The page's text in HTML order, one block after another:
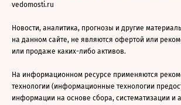
vedomosti.ru
Новости, аналитика, прогнозы и другие
на данном сайте, не являются офертой или
или продаже каких-либо активов.
На информационном ресурсе применяются
технологии (информационные технологии
информации на основе сбора, систематизации и